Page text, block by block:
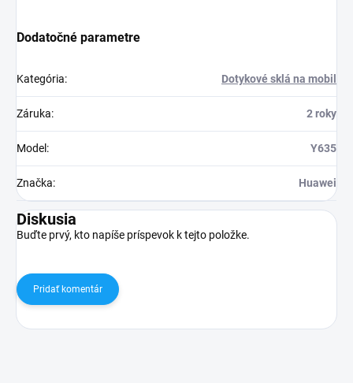
Dodatočné parametre
Kategória: Dotykové sklá na mobil
Záruka: 2 roky
Model : Y635
Značka: Huawei
Diskusia
Buďte prvý, kto napíše príspevok k tejto položke.
Pridať komentár